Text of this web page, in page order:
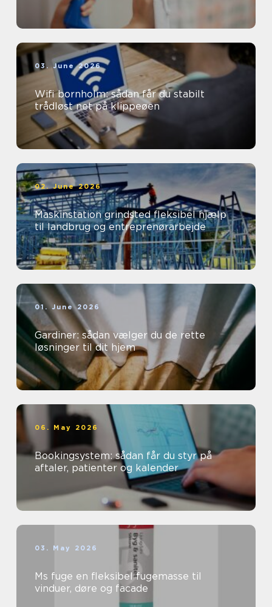
03. June 2026
Wifi bornholm: sådan får du stabilt
trådløst net på klippeøen
02. June 2026
Maskinstation grindsted fleksibel hjælp
til landbrug og entreprenørarbejde
01. June 2026
Gardiner: sådan vælger du de rette
løsninger til dit hjem
06. May 2026
Bookingsystem: sådan får du styr på
aftaler, patienter og kalender
03. May 2026
Ms fuge en fleksibel fugemasse til
vinduer, døre og facade